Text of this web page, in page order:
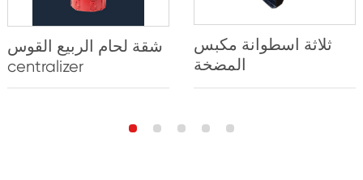
شقة لحام الربيع القوس
centralizer
ثلاثة اسطوانة مكبس
المضخة